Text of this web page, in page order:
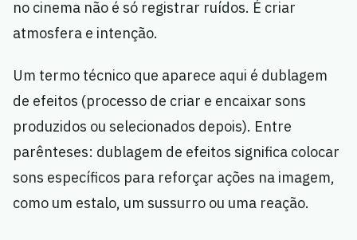
no cinema não é só registrar ruídos. É criar
atmosfera e intenção.
Um termo técnico que aparece aqui é dublagem
de efeitos (processo de criar e encaixar sons
produzidos ou selecionados depois). Entre
parênteses: dublagem de efeitos significa colocar
sons específicos para reforçar ações na imagem,
como um estalo, um sussurro ou uma reação.